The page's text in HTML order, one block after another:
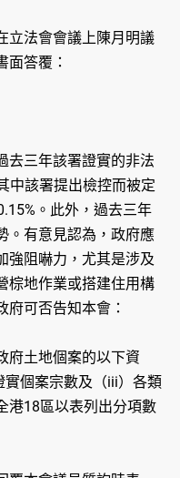
法會會議上陳月明議
面答覆：
三年該署證實的非法
中該署提出檢控而被定
。此外，過去三年
。有意見認為，政府應
強阻嚇力，尤其是涉及
棕地作業或搭建住用構
府可否告知本會：
府土地個案的以下資
個案宗數及（iii）各類
港18區以表列出分項數